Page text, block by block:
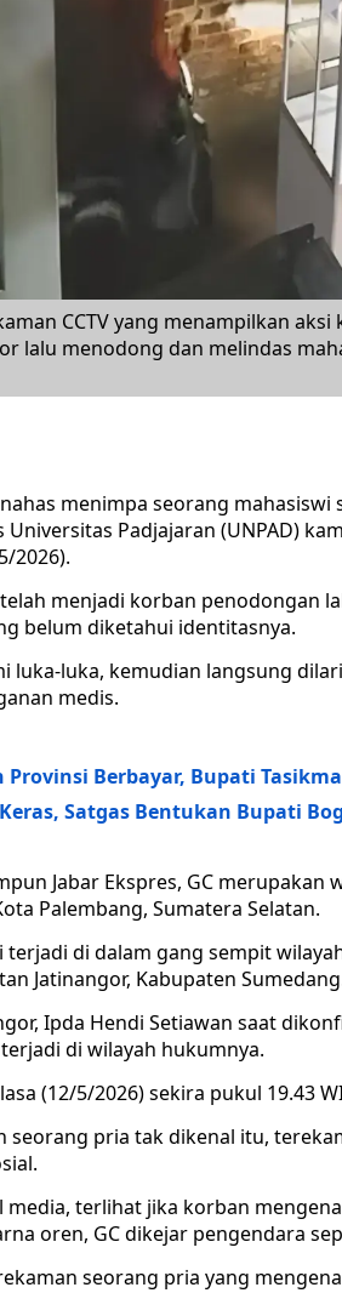
CCTV yang menampilkan
lalu menodong dan melindas
menimpa seorang mahasiswi
Padjajaran (UNPAD)
2026).
menjadi korban penodongan
belum diketahui identitasnya.
luka-luka, kemudian langsung
medis.
Provinsi Berbayar, Bupati
Satgas Bentukan Bupati
Jabar Ekspres, GC merupakan
Palembang, Sumatera Selatan.
di dalam gang sempit
Jatinangor, Kabupaten
Ipda Hendi Setiawan saat
di wilayah hukumnya.
(12/5/2026) sekira pukul 19.43
seorang pria tak dikenal itu,
media, terlihat jika korban
oren, GC dikejar pengendara
seorang pria yang